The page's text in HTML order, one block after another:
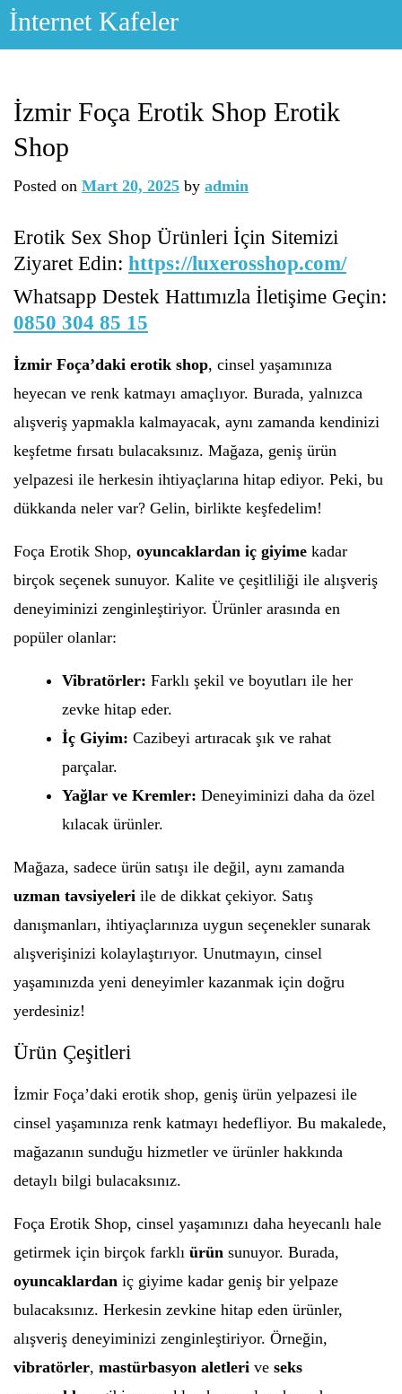
Skip
İnternet Kafeler
İzmir Foça Erotik Shop Erotik
Shop
Posted on Mart 20, 2025 by admin
Erotik Sex Shop Ürünleri İçin Sitemizi
Ziyaret Edin: https://luxerosshop.com/
Whatsapp Destek Hattımızla İletişime Geçin:
0850 304 85 15
İzmir Foça’daki erotik shop, cinsel yaşamınıza
heyecan ve renk katmayı amaçlıyor. Burada, yalnızca
alışveriş yapmakla kalmayacak, aynı zamanda kendinizi
keşfetme fırsatı bulacaksınız. Mağaza, geniş ürün
yelpazesi ile herkesin ihtiyaçlarına hitap ediyor. Peki, bu
dükkanda neler var? Gelin, birlikte keşfedelim!
Foça Erotik Shop, oyuncaklardan iç giyime kadar
birçok seçenek sunuyor. Kalite ve çeşitliliği ile alışveriş
deneyiminizi zenginleştiriyor. Ürünler arasında en
popüler olanlar:
Vibratörler: Farklı şekil ve boyutları ile her
zevke hitap eder.
İç Giyim: Cazibeyi artıracak şık ve rahat
parçalar.
Yağlar ve Kremler: Deneyiminizi daha da özel
kılacak ürünler.
Mağaza, sadece ürün satışı ile değil, aynı zamanda
uzman tavsiyeleri ile de dikkat çekiyor. Satış
danışmanları, ihtiyaçlarınıza uygun seçenekler sunarak
alışverişinizi kolaylaştırıyor. Unutmayın, cinsel
yaşamınızda yeni deneyimler kazanmak için doğru
yerdesiniz!
Ürün Çeşitleri
İzmir Foça’daki erotik shop, geniş ürün yelpazesi ile
cinsel yaşamınıza renk katmayı hedefliyor. Bu makalede,
mağazanın sunduğu hizmetler ve ürünler hakkında
detaylı bilgi bulacaksınız.
Foça Erotik Shop, cinsel yaşamınızı daha heyecanlı hale
getirmek için birçok farklı ürün sunuyor. Burada,
oyuncaklardan iç giyime kadar geniş bir yelpaze
bulacaksınız. Herkesin zevkine hitap eden ürünler,
alışveriş deneyiminizi zenginleştiriyor. Örneğin,
vibratörler, mastürbasyon aletleri ve seks